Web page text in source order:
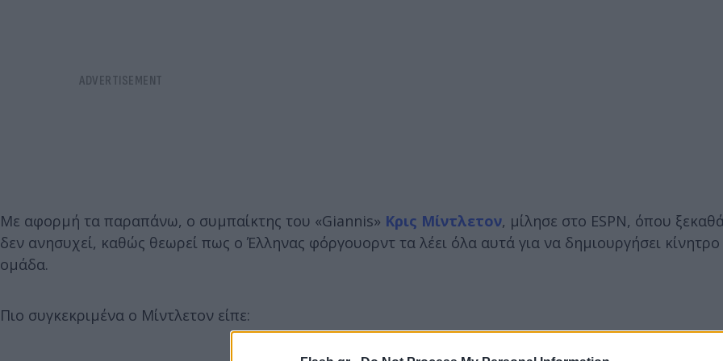
Με αφορμή τα παραπάνω, ο συμπαίκτης του «Giannis» Κρις Μίντλετον, μίλησε στο ESPN, όπου
δεν ανησυχεί, καθώς θεωρεί πως ο Έλληνας φόργουορντ τα λέει όλα αυτά για να δημιουργήσει κίνητρο
ομάδα.
Πιο συγκεκριμένα ο Μίντλετον είπε: